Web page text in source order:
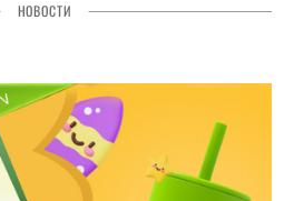
НОВОСТИ